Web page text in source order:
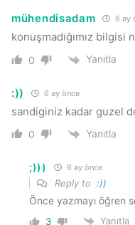
mühendisadam 6 ay
konuşmadığımız bilgisi
0 Yanıtla
:)) 6 ay önce
sandiginiz kadar guzel
0 Yanıtla
;))) 6 ay önce
Reply to :))
Önce yazmayı öğren
3 Yanıtla